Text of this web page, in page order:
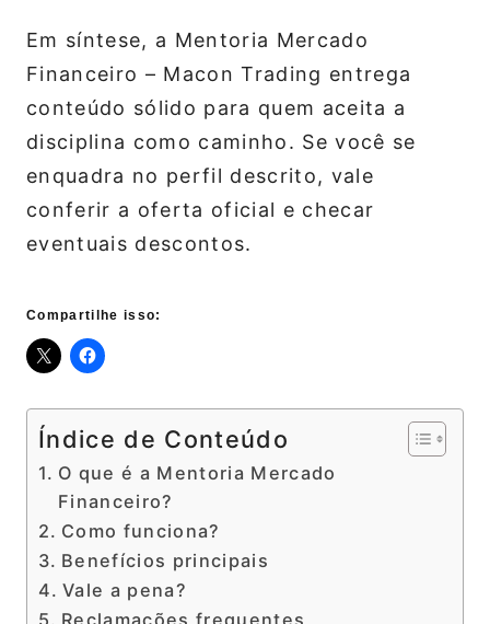
Em síntese, a Mentoria Mercado
Financeiro – Macon Trading entrega
conteúdo sólido para quem aceita a
disciplina como caminho. Se você se
enquadra no perfil descrito, vale
conferir a oferta oficial e checar
eventuais descontos.
Compartilhe isso:
Índice de Conteúdo
O que é a Mentoria Mercado
Financeiro?
Como funciona?
Benefícios principais
Vale a pena?